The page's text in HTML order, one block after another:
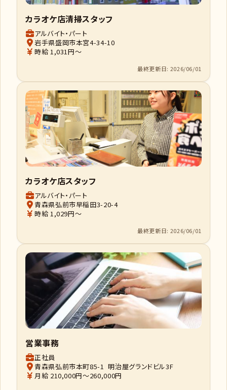
カラオケ店清掃スタッフ
アルバイト・パート
岩手県盛岡市本宮4-34-10
時給 1,031円～
最終更新日: 2026/06/01
カラオケ店スタッフ
アルバイト・パート
青森県弘前市早稲田3-20-4
時給 1,029円～
最終更新日: 2026/06/01
営業事務
正社員
青森県弘前市本町85-1 明治屋グランドビル3F
月給 210,000円～260,000円